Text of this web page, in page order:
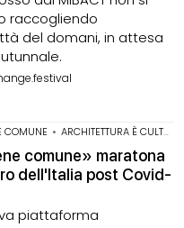
raccogliendo
del domani, in attesa
COMUNE • ARCHITETTURA È CULTURA
comune» maratona
dell'Italia post Covid-
piattaforma